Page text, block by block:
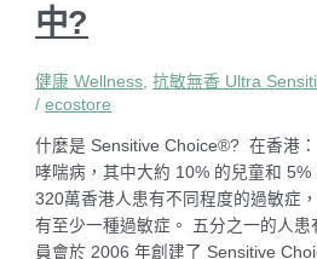
中?
健康 Wellness,抗敏無香 Ultra
/ecostore
什麼是 Sensitive Choice®? 在香港
哮喘病，其中大約 10% 的兒童和 5%
320萬香港人患有不同程度的過敏症
有至少一種過敏症。 五分之一的人
員會於 2006 年創建了 Sensitive